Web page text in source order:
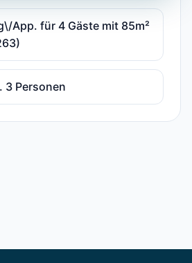
App. für 4 Gäste mit 85m²
3 Personen